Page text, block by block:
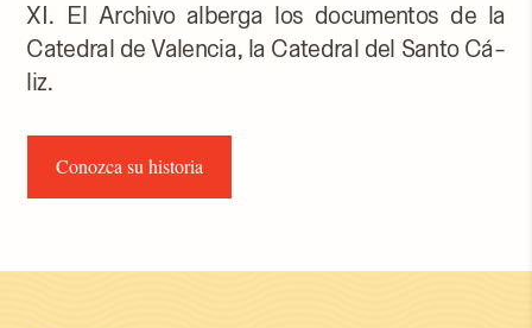
XI. El Ar­chi­vo al­ber­ga los do­cu­men­tos de la
Ca­te­dral de Va­len­cia, la Ca­te­dral del San­to Cá­
liz.
Conozca su historia